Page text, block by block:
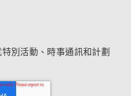
別活動、時事通訊和計劃